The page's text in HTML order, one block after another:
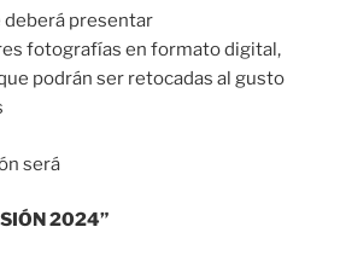
deberá presentar
fotografías en formato digital,
podrán ser retocadas al gusto
será
2024”